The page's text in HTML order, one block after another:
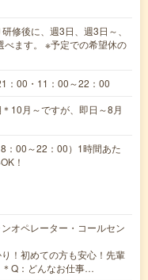
修後に、週3日、週3日～、
ます。 ※予定での希望休の
：00・11：00～22：00
10月～ですが、即日～8月
00～22：00）1時間あた
！
オペレーター・コールセン
！初めての方も安心！先輩
Q：どんなお仕事…